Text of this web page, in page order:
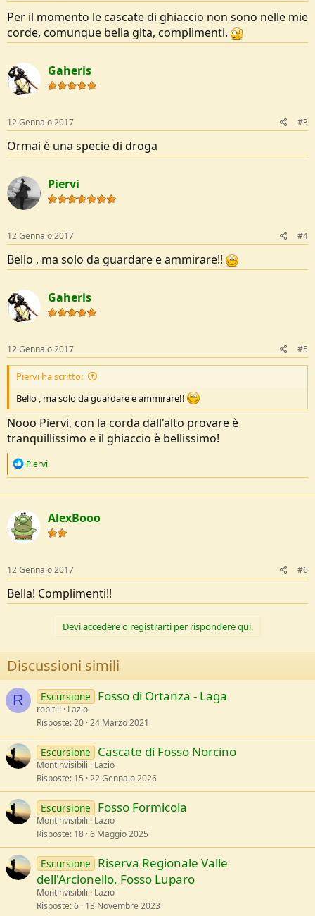
Per il momento le cascate di ghiaccio non sono nelle mie
corde, comunque bella gita, complimenti.
Gaheris
12 Gennaio 2017 #3
Ormai è una specie di droga
Piervi
12 Gennaio 2017 #4
Bello , ma solo da guardare e ammirare!!
Gaheris
12 Gennaio 2017 #5
Piervi ha scritto:
Bello , ma solo da guardare e ammirare!!
Nooo Piervi, con la corda dall'alto provare è
tranquillissimo e il ghiaccio è bellissimo!
R
c
i
o
n
Piervi
AlexBooo
12 Gennaio 2017 #6
Bella! Complimenti!!
Devi accedere o registrarti per rispondere qui.
Discussioni simili
R Escursione Fosso di Ortanza - Laga
robitili
Lazio
Risposte 20 24 Marzo 2021
Escursione Cascate di Fosso Norcino
Montinvisibili
Lazio
Risposte 15 22 Gennaio 2026
Escursione Fosso Formicola
Montinvisibili
Lazio
Risposte 18 6 Maggio 2025
Escursione
Riserva Regionale Valle
dell'Arcionello, Fosso Luparo
Montinvisibili
Lazio
Risposte 6 13 Novembre 2023